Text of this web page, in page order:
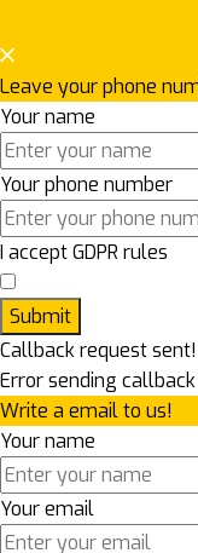
Leave your phone
Your name
Your phone number
I accept GDPR rules
Submit
Callback request
Error sending
Write a email to us!
Your name
Your email